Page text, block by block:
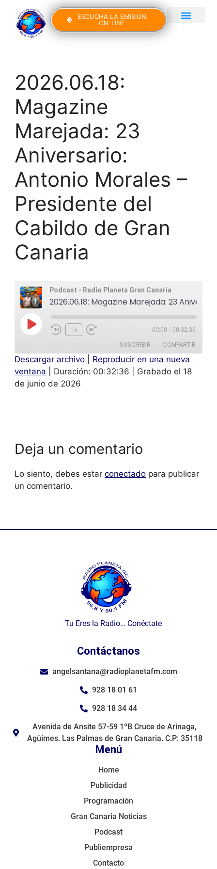
ESCUCHA LA EMISION
ON-LINE
2026.06.18:
Magazine
Marejada: 23
Aniversario:
Antonio Morales –
Presidente del
Cabildo de Gran
Canaria
Podcast - Radio Planeta Gran Canaria
1x 00:00 / 00:32:36
SUSCRIBIR COMPARTIR
FEED RSS
COMPAR
TIR
Descargar archivo
Reproducir en una nueva
ventana
Duración: 00:32:36
Grabado el 18
de junio de 2026
Deja un comentario
Lo siento, debes estar conectado para publicar
un comentario.
Tu Eres la Radio… Conéctate
Menú
Home
Publicidad
Programación
Gran Canaria Noticias
Podcast
Publiempresa
Contacto
Contáctanos
angelsantana@radioplanetafm.com
928 18 01 61
928 18 34 44
Avenida de Ansite 57-59 1ºB Cruce de Arinaga,
Agüimes. Las Palmas de Gran Canaria. C.P: 35118